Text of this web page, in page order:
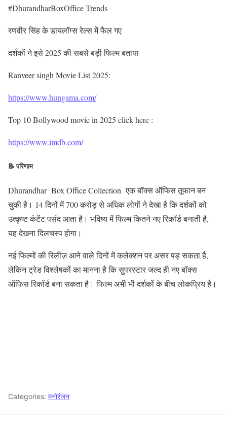
#DhurandharBoxOffice Trends
रणवीर सिंह के डायलॉग्स रेल्स में फैल गए
दर्शकों ने इसे 2025 की सबसे बड़ी फिल्म बताया
Ranveer singh Movie List 2025:
https://www.hungama.com/
Top 10 Bollywood movie in 2025 click here :
https://www.imdb.com/
📝 परिणाम
Dhurandhar Box Office Collection एक बॉक्स ऑफिस तूफान बन
चुकी है। 14 दिनों में 700 करोड़ से अधिक लोगों ने देखा है कि दर्शकों को
उत्कृष्ट कंटेंट पसंद आता है। भविष्य में फिल्म कितने नए रिकॉर्ड बनाती है,
यह देखना दिलचस्प होगा।
नई फिल्मों की रिलीज़ आने वाले दिनों में कलेक्शन पर असर पड़ सकता है,
लेकिन ट्रेड विश्लेषकों का मानना है कि सुपरस्टार जल्द ही नए बॉक्स
ऑफिस रिकॉर्ड बना सकता है। फिल्म अभी भी दर्शकों के बीच लोकप्रिय है।
Categories: मनोरंजन